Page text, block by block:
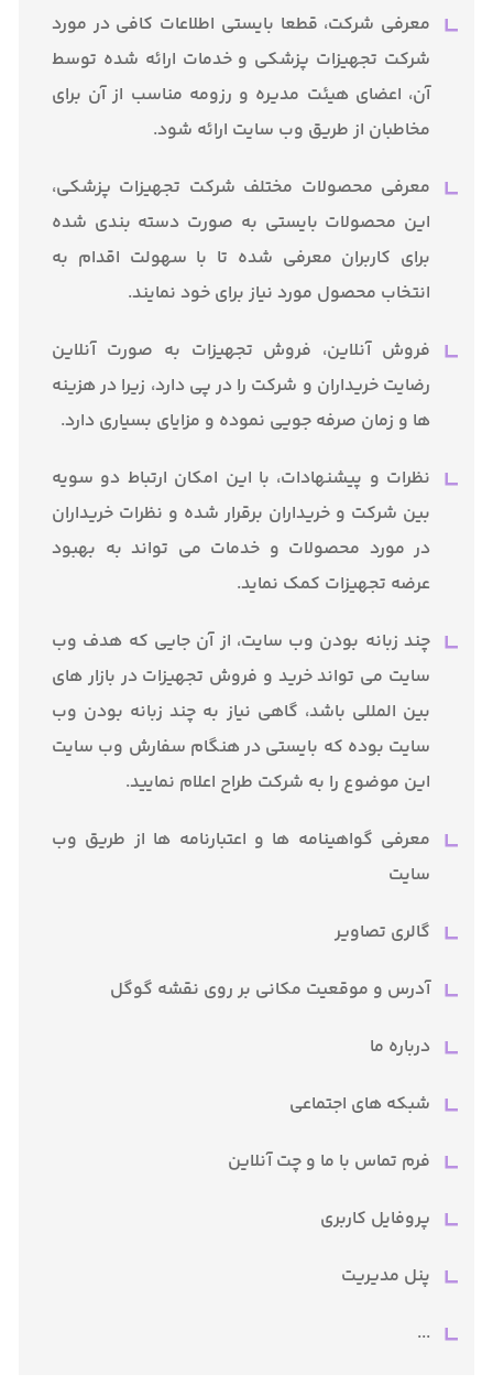
معرفی شرکت، قطعا بایستی اطلاعات کافی در مورد
شرکت تجهیزات پزشکی و خدمات ارائه شده توسط
آن، اعضای هیئت مدیره و رزومه مناسب از آن برای
مخاطبان از طریق وب سایت ارائه شود.
معرفی محصولات مختلف شرکت تجهیزات پزشکی،
این محصولات بایستی به صورت دسته بندی شده
برای کاربران معرفی شده تا با سهولت اقدام به
انتخاب محصول مورد نیاز برای خود نمایند.
فروش آنلاین، فروش تجهیزات به صورت آنلاین
رضایت خریداران و شرکت را در پی دارد، زیرا در هزینه
ها و زمان صرفه جویی نموده و مزایای بسیاری دارد.
نظرات و پیشنهادات، با این امکان ارتباط دو سویه
بین شرکت و خریداران برقرار شده و نظرات خریداران
در مورد محصولات و خدمات می تواند به بهبود
عرضه تجهیزات کمک نماید.
چند زبانه بودن وب سایت، از آن جایی که هدف وب
سایت می تواند خرید و فروش تجهیزات در بازار های
بین المللی باشد، گاهی نیاز به چند زبانه بودن وب
سایت بوده که بایستی در هنگام سفارش وب سایت
این موضوع را به شرکت طراح اعلام نمایید.
معرفی گواهینامه ها و اعتبارنامه ها از طریق وب
سایت
گالری تصاویر
آدرس و موقعیت مکانی بر روی نقشه گوگل
درباره ما
شبکه های اجتماعی
فرم تماس با ما و چت آنلاین
پروفایل کاربری
پنل مدیریت
...